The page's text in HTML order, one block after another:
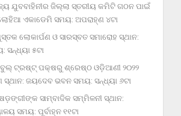
ଯୁବବାହିନୀର ଜିଲ୍ଲା ସ୍ତରୀୟ କମିଟି ଗଠନ ପାଇଁ
ଲୋହିଆ ଏକାଡେମି ସମୟ: ଅପରାହ୍‌ଣ ୪ଟା
ଲୋକାର୍ପଣ ଓ ସାରସ୍ବତ ସମାରୋହ ସ୍ଥାନ:
ସନ୍ଧ୍ୟା ୫ଟା
ଟ୍ରଷ୍ଟ୍‌ ପକ୍ଷରୁ ଶ୍ରେଷ୍ଠ ଓଡ଼ିଆଣୀ ୨୦୨୨
ଜୟଦେବ ଭବନ ସମୟ: ସନ୍ଧ୍ୟା ୬ଟା
ଷଡ଼ଙ୍ଗୀଙ୍କ ସାମ୍ବାଦିକ ସମ୍ମିଳନୀ ସ୍ଥାନ:
ସମୟ: ପୂର୍ବାହ୍ନ ୧୧ଟା